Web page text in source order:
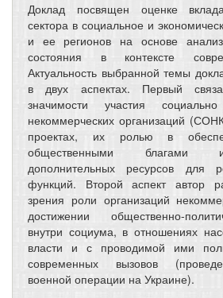
Доклад посвящен оценке
сектора в социальное и
и ее регионов на основе
состояния в контексте
Актуальность выбранной темы
в двух аспектах. Первый
значимости участия
некоммерческих организаций
проектах, их ролью в
общественными благами
дополнительных ресурсов для
функций. Второй аспект автор
зрения роли организаций
достижении общественно-
внутри социума, в отношениях
власти и с проводимой ими
современных вызовов
военной операции на Украине).